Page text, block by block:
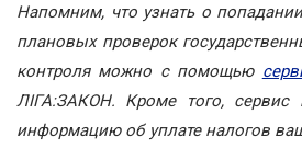
Напомним, что узнать о
плановых проверок
контроля можно с помощью
ЛІГА:ЗАКОН. Кроме того, сервис
информацию об уплате налогов